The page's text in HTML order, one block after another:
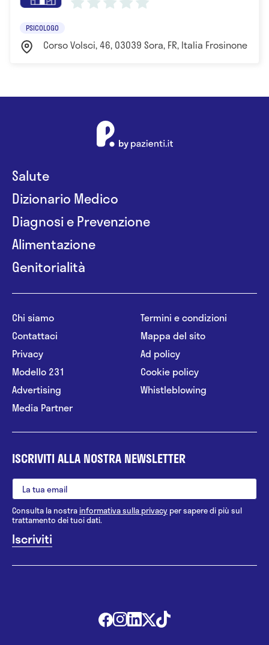
Orientamento Lacaniano presso l'Istituto
Freudiano.
PSICOLOGO
Corso Volsci, 46, 03039 Sora, FR, Italia Frosinone
Salute
Dizionario Medico
Diagnosi e Prevenzione
Alimentazione
Genitorialità
Chi siamo
Contattaci
Privacy
Modello 231
Advertising
Media Partner
Termini e condizioni
Mappa del sito
Ad policy
Cookie policy
Whistleblowing
ISCRIVITI ALLA NOSTRA NEWSLETTER
Consulta la nostrainformativa sulla privacy per sapere di più sul
trattamento dei tuoi dati.